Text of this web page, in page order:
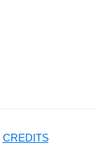
CREDITS